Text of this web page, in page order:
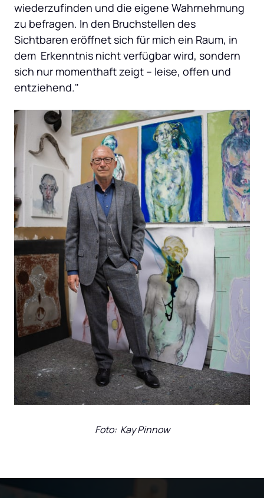
wiederzufinden und die eigene Wahrnehmung
zu befragen. In den Bruchstellen des
Sichtbaren eröffnet sich für mich ein Raum, in
dem  Erkenntnis nicht verfügbar wird, sondern
sich nur momenthaft zeigt – leise, offen und
Foto:  Kay Pinnow